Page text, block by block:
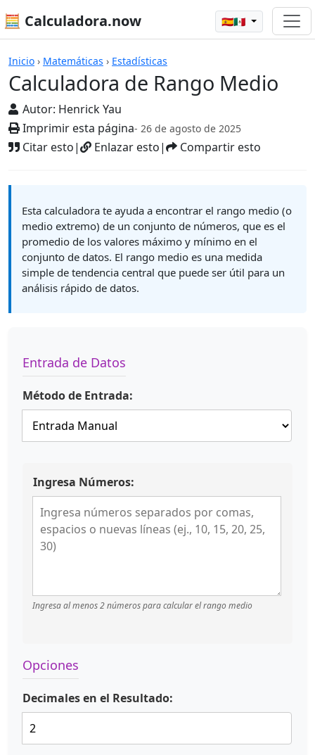
🧮 Calculadora.now 🇪🇸🇲🇽
Inicio › Matemáticas › Estadísticas
Calculadora de Rango Medio
Autor: Henrick Yau
Imprimir esta página- 26 de agosto de 2025
Citar esto| Enlazar esto| Compartir esto
Calculadoras
Esta calculadora te ayuda a encontrar el rango medio (o
medio extremo) de un conjunto de números, que es el
promedio de los valores máximo y mínimo en el
conjunto de datos. El rango medio es una medida
simple de tendencia central que puede ser útil para un
análisis rápido de datos.
Entrada de Datos
Método de Entrada:
Ingresa Números:
Ingresa al menos 2 números para calcular el rango medio
Opciones
Decimales en el Resultado: